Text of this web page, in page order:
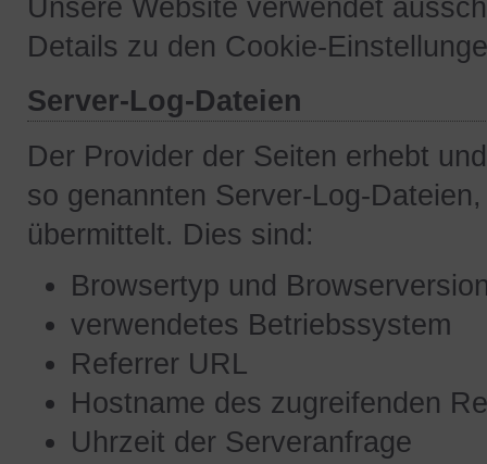
Unsere Website verwendet
Details zu den Cookie-
Server-Log-Dateien
Der Provider der Seiten erhebt
so genannten Server-Log-
übermittelt. Dies sind:
Browsertyp und
verwendetes Betriebssystem
Referrer URL
Hostname des zugreifenden
Uhrzeit der Serveranfrage